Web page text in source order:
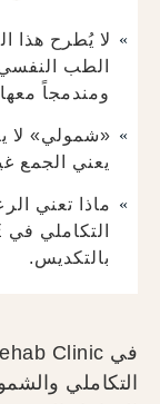
لا يُطرح هذا
الطب
ومندمجاً
«شمولي» لا
يعني الجمع
ماذا تعني
بالتكديس.
التكاملي